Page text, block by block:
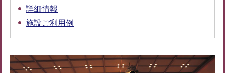
詳細情報
施設ご利用例